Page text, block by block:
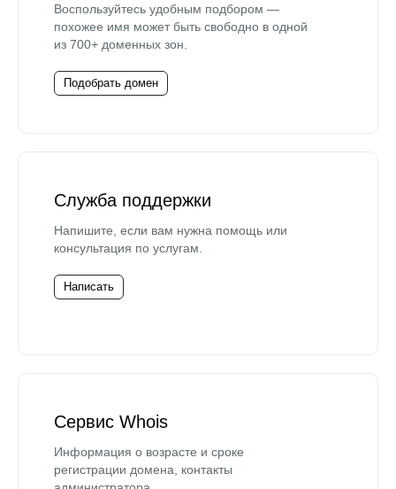
Воспользуйтесь удобным подбором —
похожее имя может быть свободно в одной
из 700+ доменных зон.
Подобрать домен
Служба поддержки
Напишите, если вам нужна помощь или
консультация по услугам.
Написать
Сервис Whois
Информация о возрасте и сроке
регистрации домена, контакты